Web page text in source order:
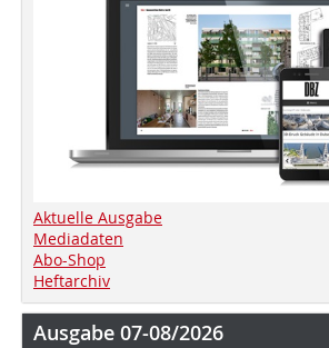
Aktuelle Ausgabe
Mediadaten
Abo-Shop
Heftarchiv
Ausgabe 07-08/2026